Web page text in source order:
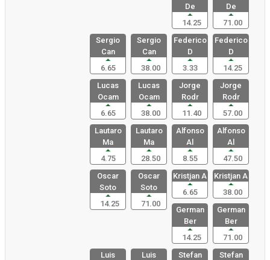
De
14.25
De
71.00
Sergio
Can
6.65
Sergio
Can
38.00
Federico
D
3.33
Federico
D
14.25
Lucas
Ocam
6.65
Lucas
Ocam
38.00
Jorge
Rodr
11.40
Jorge
Rodr
57.00
Lautaro
Ma
4.75
Lautaro
Ma
28.50
Alfonso
Al
8.55
Alfonso
Al
47.50
Oscar
Soto
14.25
Oscar
Soto
71.00
Kristjan A
6.65
Kristjan A
38.00
German
Ber
14.25
German
Ber
71.00
Luis
Luis
Stefan
Stefan